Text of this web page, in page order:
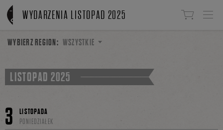
Linki do przejścia
WYDARZENIA LISTOPAD 2025
WYBIERZ REGION: WSZYSTKIE
LISTOPAD 2025
3
LISTOPADA
PONIEDZIAŁEK